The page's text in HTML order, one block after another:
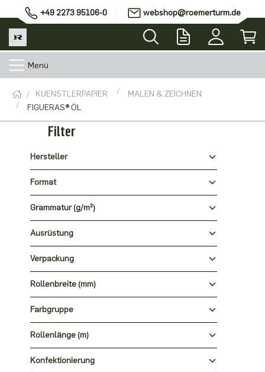
+49 2273 95106-0 webshop@roemerturm.de
Menü
KUENSTLERPAPIER
MALEN & ZEICHNEN
FIGUERAS® ÖL
Filter
Hersteller
Format
Grammatur (g/m²)
Ausrüstung
Verpackung
Rollenbreite (mm)
Farbgruppe
Rollenlänge (m)
Konfektionierung